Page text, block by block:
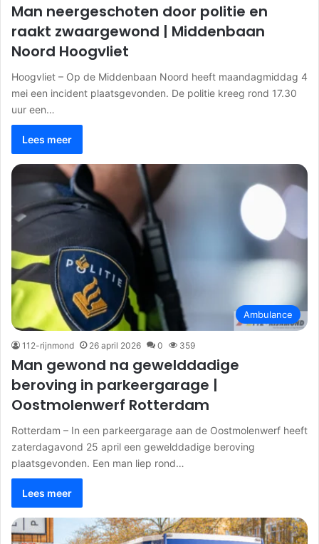
Man neergeschoten door politie en
raakt zwaargewond | Middenbaan
Noord Hoogvliet
Hoogvliet – Op de Middenbaan Noord heeft maandagmiddag 4
mei een incident plaatsgevonden. De politie kreeg rond 17.30
uur een…
Lees meer
Ambulance
112-rijnmond 26 april 2026 0 359
Man gewond na gewelddadige
beroving in parkeergarage |
Oostmolenwerf Rotterdam
Rotterdam – In een parkeergarage aan de Oostmolenwerf heeft
zaterdagavond 25 april een gewelddadige beroving
plaatsgevonden. Een man liep rond…
Lees meer